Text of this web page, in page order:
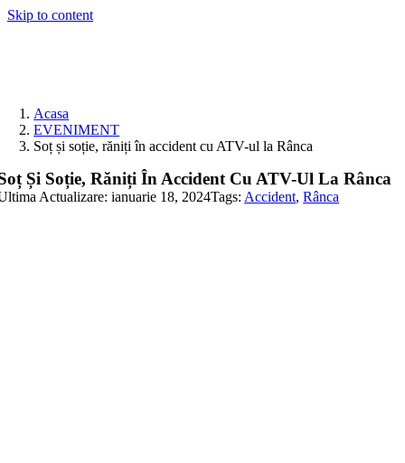
Skip to content
Acasa
EVENIMENT
Soț și soție, răniți în accident cu ATV-ul la Rânca
Și Soție, Răniți În Accident Cu ATV-Ul La Rânca
Actualizare: ianuarie 18, 2024Tags: Accident,Rânca